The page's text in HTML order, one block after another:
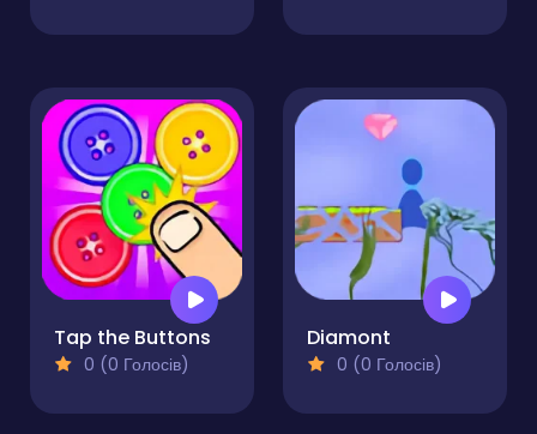
Tap the Buttons
0 (0 Голосів)
Diamont
0 (0 Голосів)